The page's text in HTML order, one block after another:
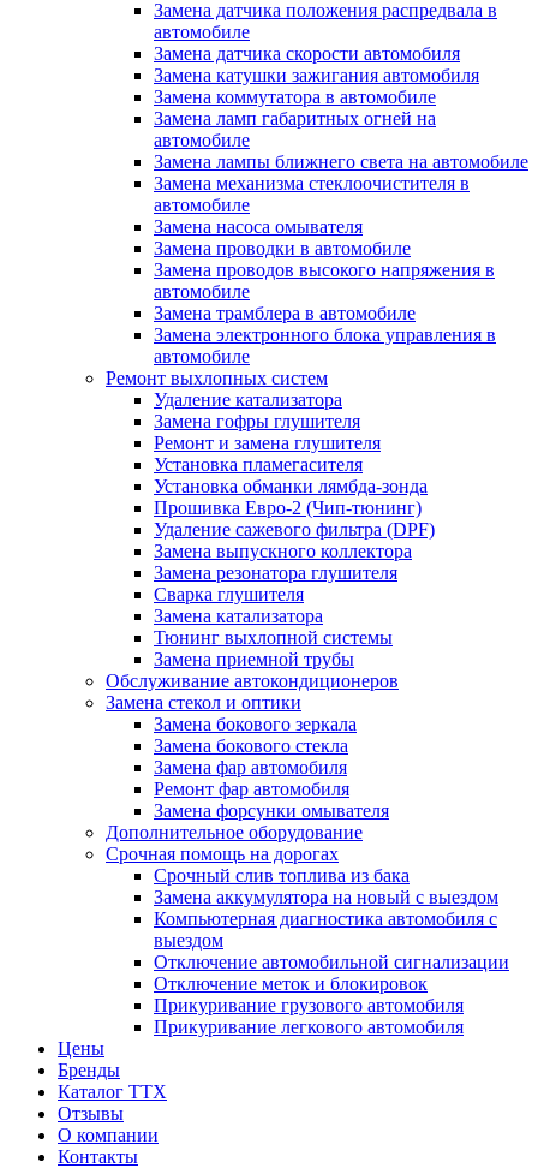
Замена датчика положения распредвала в
автомобиле
Замена датчика скорости автомобиля
Замена катушки зажигания автомобиля
Замена коммутатора в автомобиле
Замена ламп габаритных огней на
автомобиле
Замена лампы ближнего света на автомобиле
Замена механизма стеклоочистителя в
автомобиле
Замена насоса омывателя
Замена проводки в автомобиле
Замена проводов высокого напряжения в
автомобиле
Замена трамблера в автомобиле
Замена электронного блока управления в
автомобиле
Ремонт выхлопных систем
Удаление катализатора
Замена гофры глушителя
Ремонт и замена глушителя
Установка пламегасителя
Установка обманки лямбда-зонда
Прошивка Евро-2 (Чип-тюнинг)
Удаление сажевого фильтра (DPF)
Замена выпускного коллектора
Замена резонатора глушителя
Сварка глушителя
Замена катализатора
Тюнинг выхлопной системы
Замена приемной трубы
Обслуживание автокондиционеров
Замена стекол и оптики
Замена бокового зеркала
Замена бокового стекла
Замена фар автомобиля
Ремонт фар автомобиля
Замена форсунки омывателя
Дополнительное оборудование
Срочная помощь на дорогах
Срочный слив топлива из бака
Замена аккумулятора на новый с выездом
Компьютерная диагностика автомобиля с
выездом
Отключение автомобильной сигнализации
Отключение меток и блокировок
Прикуривание грузового автомобиля
Прикуривание легкового автомобиля
Цены
Бренды
Каталог ТТХ
Отзывы
О компании
Контакты